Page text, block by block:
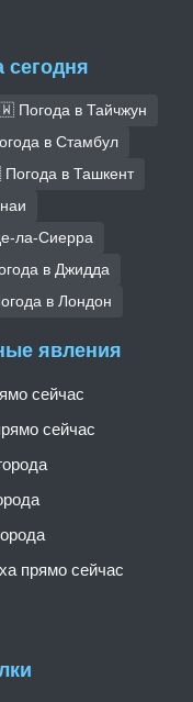
сегодня
Погода в Тайчжун
в Стамбул
в Ташкент
ла-Сиерра
в Джидда
в Лондон
явления
сейчас
сейчас
прямо сейчас